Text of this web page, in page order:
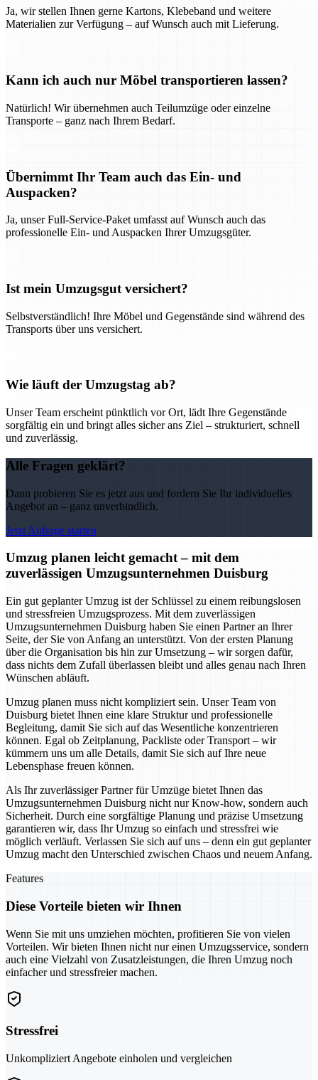
Ja, wir stellen Ihnen gerne Kartons, Klebeband und weitere
Materialien zur Verfügung – auf Wunsch auch mit Lieferung.
Kann ich auch nur Möbel transportieren lassen?
Natürlich! Wir übernehmen auch Teilumzüge oder einzelne
Transporte – ganz nach Ihrem Bedarf.
Übernimmt Ihr Team auch das Ein- und
Auspacken?
Ja, unser Full-Service-Paket umfasst auf Wunsch auch das
professionelle Ein- und Auspacken Ihrer Umzugsgüter.
Ist mein Umzugsgut versichert?
Selbstverständlich! Ihre Möbel und Gegenstände sind während des
Transports über uns versichert.
Wie läuft der Umzugstag ab?
Unser Team erscheint pünktlich vor Ort, lädt Ihre Gegenstände
sorgfältig ein und bringt alles sicher ans Ziel – strukturiert, schnell
und zuverlässig.
Alle Fragen geklärt?
Dann probieren Sie es jetzt aus und fordern Sie Ihr individuelles
Angebot an – ganz unverbindlich.
Jetzt Anfrage starten
Umzug planen leicht gemacht – mit dem
zuverlässigen Umzugsunternehmen Duisburg
Ein gut geplanter Umzug ist der Schlüssel zu einem reibungslosen
und stressfreien Umzugsprozess. Mit dem zuverlässigen
Umzugsunternehmen Duisburg haben Sie einen Partner an Ihrer
Seite, der Sie von Anfang an unterstützt. Von der ersten Planung
über die Organisation bis hin zur Umsetzung – wir sorgen dafür,
dass nichts dem Zufall überlassen bleibt und alles genau nach Ihren
Wünschen abläuft.
Umzug planen muss nicht kompliziert sein. Unser Team von
Duisburg bietet Ihnen eine klare Struktur und professionelle
Begleitung, damit Sie sich auf das Wesentliche konzentrieren
können. Egal ob Zeitplanung, Packliste oder Transport – wir
kümmern uns um alle Details, damit Sie sich auf Ihre neue
Lebensphase freuen können.
Als Ihr zuverlässiger Partner für Umzüge bietet Ihnen das
Umzugsunternehmen Duisburg nicht nur Know-how, sondern auch
Sicherheit. Durch eine sorgfältige Planung und präzise Umsetzung
garantieren wir, dass Ihr Umzug so einfach und stressfrei wie
möglich verläuft. Verlassen Sie sich auf uns – denn ein gut geplanter
Umzug macht den Unterschied zwischen Chaos und neuem Anfang.
Features
Diese Vorteile bieten wir Ihnen
Wenn Sie mit uns umziehen möchten, profitieren Sie von vielen
Vorteilen. Wir bieten Ihnen nicht nur einen Umzugsservice, sondern
auch eine Vielzahl von Zusatzleistungen, die Ihren Umzug noch
einfacher und stressfreier machen.
Stressfrei
Unkompliziert Angebote einholen und vergleichen